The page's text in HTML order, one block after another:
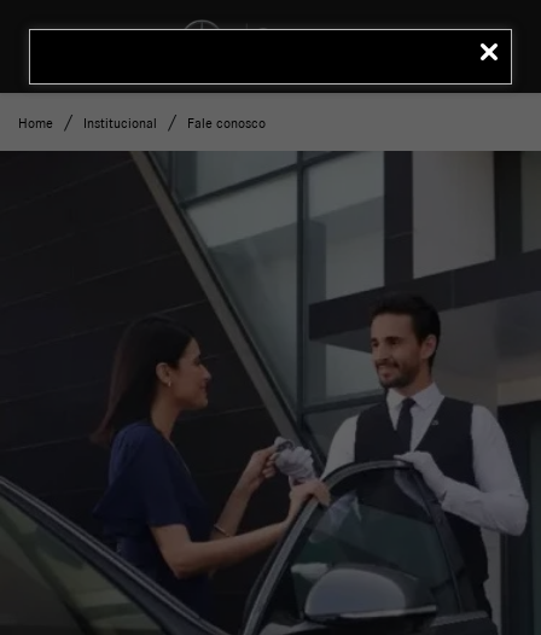
LIGAR
Home Institucional Fale conosco